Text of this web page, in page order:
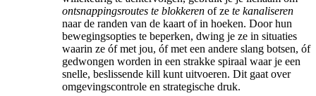
ontsnappingsroutes te blokkeren of ze te kanaliseren
naar de randen van de kaart of in hoeken. Door hun
bewegingsopties te beperken, dwing je ze in situaties
waarin ze óf met jou, óf met een andere slang botsen, óf
gedwongen worden in een strakke spiraal waar je een
snelle, beslissende kill kunt uitvoeren. Dit gaat over
omgevingscontrole en strategische druk.